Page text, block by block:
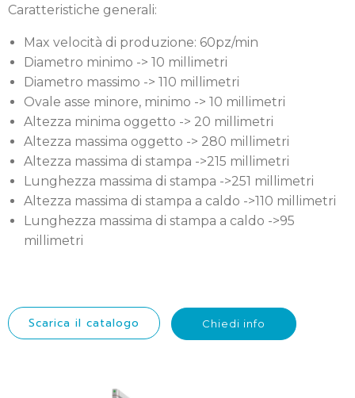
Caratteristiche generali:
Max velocità di produzione: 60pz/min
Diametro minimo -> 10 millimetri
Diametro massimo -> 110 millimetri
Ovale asse minore, minimo -> 10 millimetri
Altezza minima oggetto -> 20 millimetri
Altezza massima oggetto -> 280 millimetri
Altezza massima di stampa ->215 millimetri
Lunghezza massima di stampa ->251 millimetri
Altezza massima di stampa a caldo ->110 millimetri
Lunghezza massima di stampa a caldo ->95
millimetri
Scarica il catalogo Chiedi info